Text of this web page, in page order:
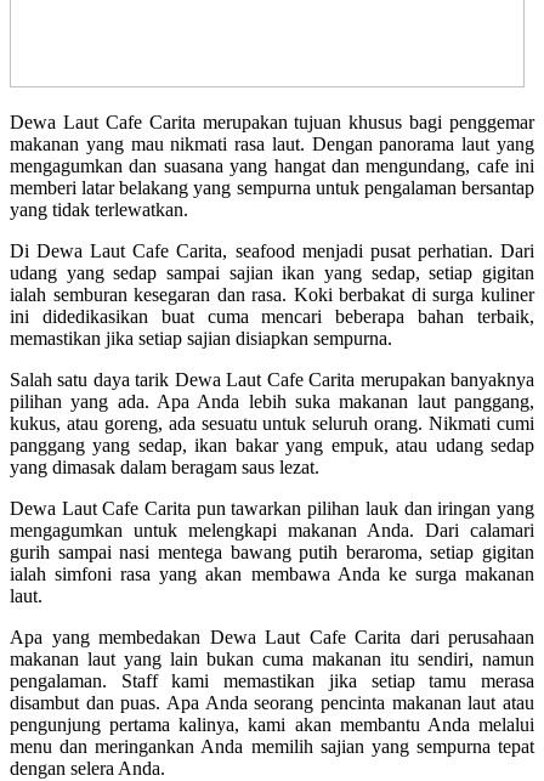
Dewa Laut Cafe Carita merupakan tujuan khusus bagi penggemar
makanan yang mau nikmati rasa laut. Dengan panorama laut yang
mengagumkan dan suasana yang hangat dan mengundang, cafe ini
memberi latar belakang yang sempurna untuk pengalaman bersantap
yang tidak terlewatkan.
Di Dewa Laut Cafe Carita, seafood menjadi pusat perhatian. Dari
udang yang sedap sampai sajian ikan yang sedap, setiap gigitan
ialah semburan kesegaran dan rasa. Koki berbakat di surga kuliner
ini didedikasikan buat cuma mencari beberapa bahan terbaik,
memastikan jika setiap sajian disiapkan sempurna.
Salah satu daya tarik Dewa Laut Cafe Carita merupakan banyaknya
pilihan yang ada. Apa Anda lebih suka makanan laut panggang,
kukus, atau goreng, ada sesuatu untuk seluruh orang. Nikmati cumi
panggang yang sedap, ikan bakar yang empuk, atau udang sedap
yang dimasak dalam beragam saus lezat.
Dewa Laut Cafe Carita pun tawarkan pilihan lauk dan iringan yang
mengagumkan untuk melengkapi makanan Anda. Dari calamari
gurih sampai nasi mentega bawang putih beraroma, setiap gigitan
ialah simfoni rasa yang akan membawa Anda ke surga makanan
laut.
Apa yang membedakan Dewa Laut Cafe Carita dari perusahaan
makanan laut yang lain bukan cuma makanan itu sendiri, namun
pengalaman. Staff kami memastikan jika setiap tamu merasa
disambut dan puas. Apa Anda seorang pencinta makanan laut atau
pengunjung pertama kalinya, kami akan membantu Anda melalui
menu dan meringankan Anda memilih sajian yang sempurna tepat
dengan selera Anda.